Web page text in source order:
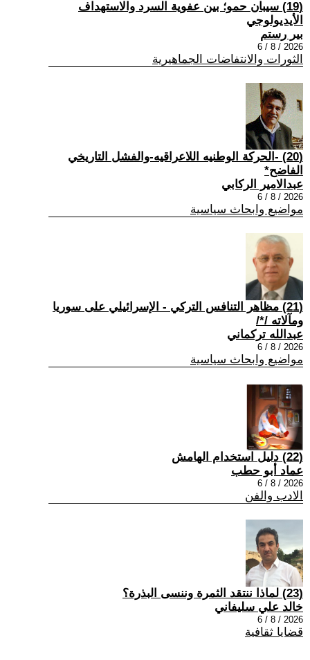
(19) سيبان حمو؛ بين عفوية السرد والاستهداف
الأيديولوجي
بير رستم
2026 / 8 / 6
الثورات والانتفاضات الجماهيرية
(20) -الحركة الوطنيه اللاعراقيه-والفشل التاريخي
الفاضح*
عبدالامير الركابي
2026 / 8 / 6
مواضيع وابحاث سياسية
(21) مظاهر التنافس التركي - الإسرائيلي على سوريا
ومآلاته /*/
عبدالله تركماني
2026 / 8 / 6
مواضيع وابحاث سياسية
(22) دليل استخدام الهامش
عماد أبو حطب
2026 / 8 / 6
الادب والفن
(23) لماذا ننتقد الثمرة وننسى البذرة؟
خالد علي سليفاني
2026 / 8 / 6
قضايا ثقافية